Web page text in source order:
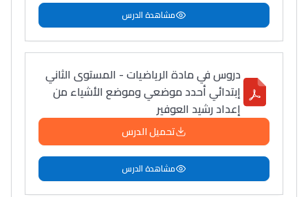
مشاهدة الدرس
دروس في مادة الرياضيات - المستوى الثاني
إبتدائي أحدد موضعي وموضع الأشياء من
إعداد رشيد العوفير
تحميل الدرس
مشاهدة الدرس